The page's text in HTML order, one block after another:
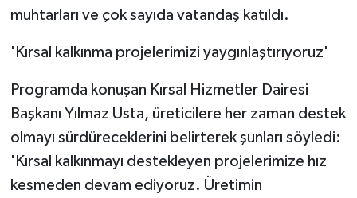
muhtarları ve çok sayıda vatandaş katıldı.
'Kırsal kalkınma projelerimizi yaygınlaştırıyoruz'
Programda konuşan Kırsal Hizmetler Dairesi
Başkanı Yılmaz Usta, üreticilere her zaman destek
olmayı sürdüreceklerini belirterek şunları söyledi:
'Kırsal kalkınmayı destekleyen projelerimize hız
kesmeden devam ediyoruz. Üretimin